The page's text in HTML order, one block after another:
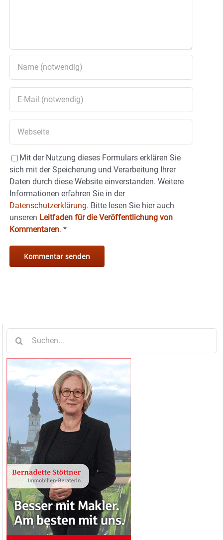
Mit der Nutzung dieses Formulars erklären Sie
sich mit der Speicherung und Verarbeitung Ihrer
Daten durch diese Website einverstanden. Weitere
Informationen erfahren Sie in der
Datenschutzerklärung. Bitte lesen Sie hier auch
unseren Leitfaden für die Veröffentlichung von
Kommentaren. *
nach: